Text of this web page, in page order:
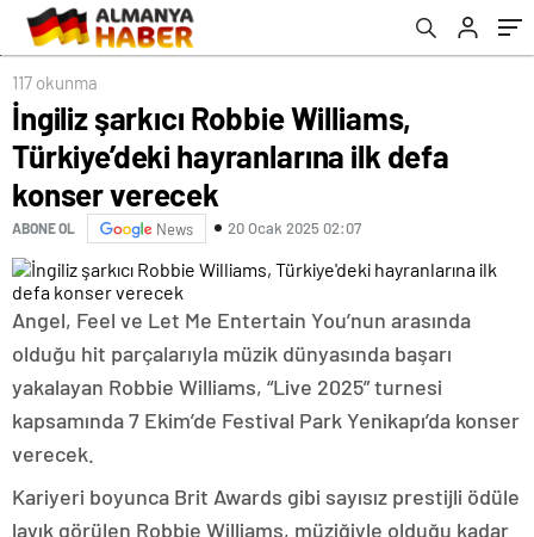
117 okunma
İngiliz şarkıcı Robbie Williams,
Türkiye’deki hayranlarına ilk defa
konser verecek
ABONE OL News 20 Ocak 2025 02:07
Angel, Feel ve Let Me Entertain You’nun arasında
olduğu hit parçalarıyla müzik dünyasında başarı
yakalayan Robbie Williams, “Live 2025” turnesi
kapsamında 7 Ekim’de Festival Park Yenikapı’da konser
verecek.
Kariyeri boyunca Brit Awards gibi sayısız prestijli ödüle
layık görülen Robbie Williams, müziğiyle olduğu kadar